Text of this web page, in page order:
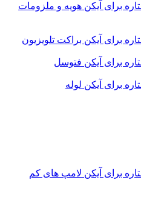
هویه و ملزومات
براکت تلویزیون
فتوسل
لوله
لامپ های کم